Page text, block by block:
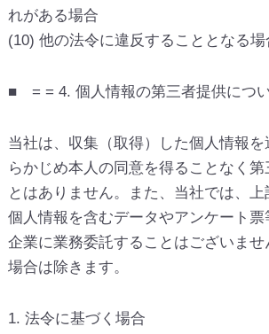
れがある場合
(10) 他の法令に違反することとなる場
■ = = 4. 個人情報の第三者提供につ
当社は、収集（取得）した個人情報
らかじめ本人の同意を得ることなく
とはありません。また、当社では、
個人情報を含むデータやアンケート
企業に業務委託することはございま
場合は除きます。
1. 法令に基づく場合